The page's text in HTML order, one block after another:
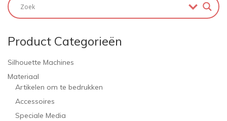
Product Categorieën
Silhouette Machines
Materiaal
Artikelen om te bedrukken
Accessoires
Speciale Media